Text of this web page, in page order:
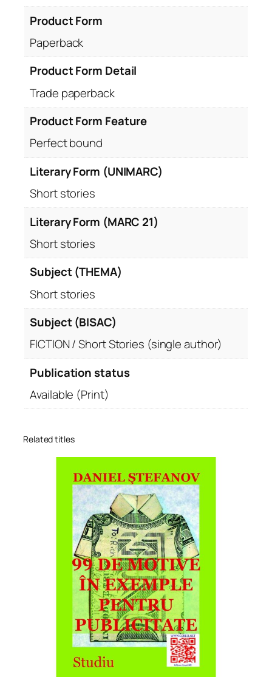
Product Form
Paperback
Product Form Detail
Trade paperback
Product Form Feature
Perfect bound
Literary Form (UNIMARC)
Short stories
Literary Form (MARC 21)
Short stories
Subject (THEMA)
Short stories
Subject (BISAC)
FICTION / Short Stories (single author)
Publication status
Available (Print)
Related titles